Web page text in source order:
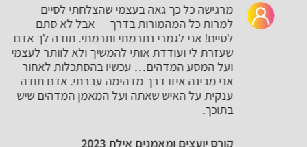
מרגישה כל כך גאה בעצמי שהצלחתי לסיים
למרות כל המהמורות בדרך — אבל לא סתם
לסיים! אני לגמרי נתרמתי ותרמתי. תודה לך אדם
שעזרת לי ועודדת אותי להמשיך ולא לוותר לעצמי
ועל המסע המדהים… עכשיו בהסתכלות לאחור
אני מבינה איזו דרך מדהימה עברתי. אדם תודה
ענקית על האיש שאתה ועל המאמן המדהים שיש
בתוכך.
קורס יועצים ומאמנים אילת 2023